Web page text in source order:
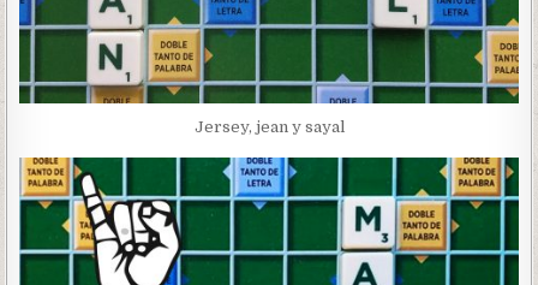
Jersey, jean y sayal